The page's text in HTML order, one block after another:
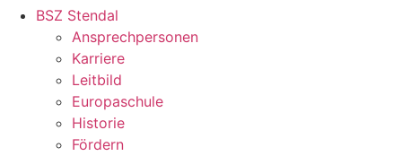
BSZ Stendal
Ansprechpersonen
Karriere
Leitbild
Europaschule
Historie
Fördern